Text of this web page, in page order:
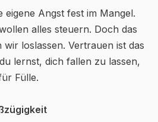
eigene Angst fest im Mangel.
alles steuern. Doch das
loslassen. Vertrauen ist das
lernst, dich fallen zu lassen,
Fülle.